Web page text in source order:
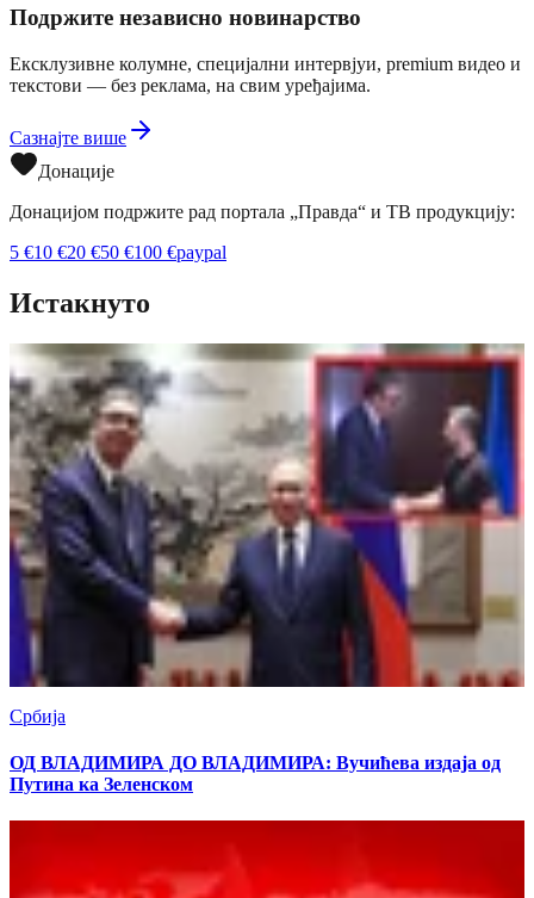
Подржите независно новинарство
Ексклузивне колумне, специјални интервјуи, premium видео и
текстови — без реклама, на свим уређајима.
Сазнајте више
Донације
Донацијом подржите рад портала „Правда“ и ТВ продукцију:
5 €10 €20 €50 €100 €paypal
Истакнуто
Србија
ОД ВЛАДИМИРА ДО ВЛАДИМИРА: Вучићева издаја од
Путина ка Зеленском